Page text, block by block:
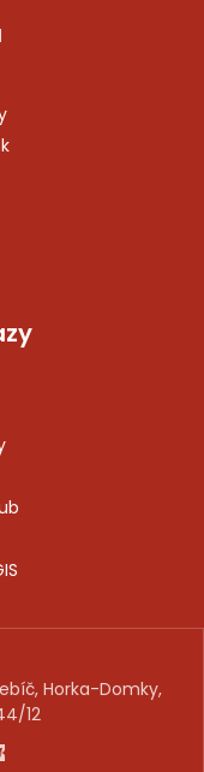
Horka-Domky,
12